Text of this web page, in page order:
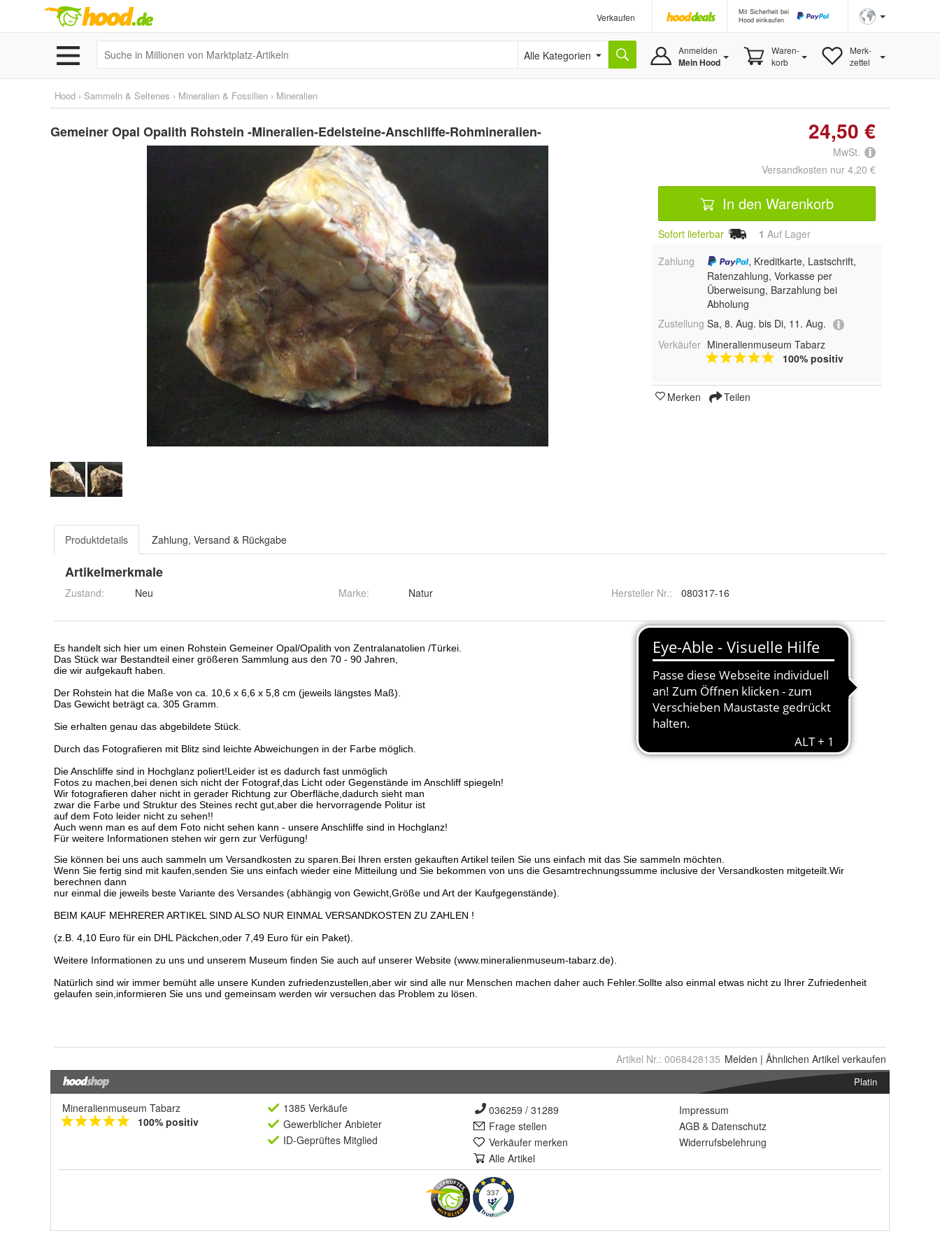
Verkaufen
Mit Sicherheit bei
Hood einkaufen
Alle Kategorien Anmelden
Mein Hood
Waren-
korb
Merk-
zettel
Hood › Sammeln & Seltenes › Mineralien & Fossilien › Mineralien
Gemeiner Opal Opalith Rohstein -Mineralien-Edelsteine-Anschliffe-Rohmineralien- 24,50 €
MwSt.
Versandkosten nur 4,20 €
In den Warenkorb
Sofort lieferbar 1 Auf Lager
Zahlung
, Kreditkarte, Lastschrift,
Ratenzahlung, Vorkasse per
Überweisung, Barzahlung bei
Abholung
Zustellung Sa, 8. Aug. bis Di, 11. Aug.
Verkäufer Mineralienmuseum Tabarz
100% positiv
Merken Teilen
Produktdetails Zahlung, Versand & Rückgabe
Artikelmerkmale
Zustand: Neu Marke: Natur Hersteller Nr.: 080317-16
Artikel Nr.: 0068428135 Melden | Ähnlichen Artikel verkaufen
Platin
Mineralienmuseum Tabarz
100% positiv
1385 Verkäufe
Gewerblicher Anbieter
ID-Geprüftes Mitglied
036259 / 31289
Frage stellen
Verkäufer merken
Alle Artikel
Impressum
AGB & Datenschutz
Widerrufsbelehrung
337